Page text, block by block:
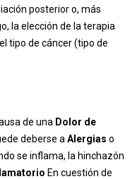
posterior o, más
la elección de la terapia
tipo de cáncer (tipo de
de una Dolor de
deberse a Alergias o
se inflama, la hinchazón
En cuestión de